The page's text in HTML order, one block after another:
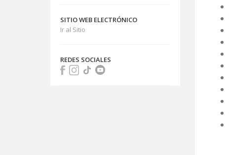
SITIO WEB ELECTRÓNICO
Ir al Sitio
REDES SOCIALES